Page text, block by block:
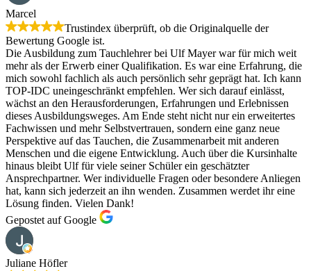
Marcel
Trustindex überprüft, ob die Originalquelle der
Bewertung Google ist.
Die Ausbildung zum Tauchlehrer bei Ulf Mayer war für mich weit
mehr als der Erwerb einer Qualifikation. Es war eine Erfahrung, die
mich sowohl fachlich als auch persönlich sehr geprägt hat. Ich kann
TOP-IDC uneingeschränkt empfehlen. Wer sich darauf einlässt,
wächst an den Herausforderungen, Erfahrungen und Erlebnissen
dieses Ausbildungsweges. Am Ende steht nicht nur ein erweitertes
Fachwissen und mehr Selbstvertrauen, sondern eine ganz neue
Perspektive auf das Tauchen, die Zusammenarbeit mit anderen
Menschen und die eigene Entwicklung. Auch über die Kursinhalte
hinaus bleibt Ulf für viele seiner Schüler ein geschätzter
Ansprechpartner. Wer individuelle Fragen oder besondere Anliegen
hat, kann sich jederzeit an ihn wenden. Zusammen werdet ihr eine
Lösung finden. Vielen Dank!
Gepostet auf Google
Juliane Höfler